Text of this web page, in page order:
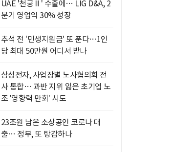
UAE '천궁Ⅱ' 수출에… LIG D&A, 2
분기 영업익 30% 성장
추석 전 '민생지원금' 또 푼다…1인
당 최대 50만원 어디서 받나
삼성전자, 사업장별 노사협의회 전
사 통합… 과반 지위 잃은 초기업 노
조 '영향력 만회' 시도
23조원 남은 소상공인 코로나 대
출… 정부, 또 탕감하나